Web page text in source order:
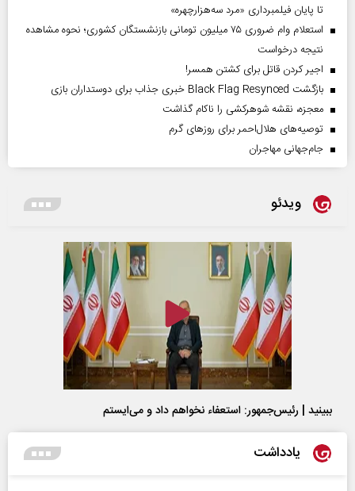
تا پایان فیلمبرداری «مرد سه‌هزارچهره»
استعلام وام ضروری ۷۵ میلیون تومانی بازنشستگان کشوری؛ نحوه مشاهده
نتیجه درخواست
اجیر کردن قاتل برای کشتن همسر!
بازگشت Black Flag Resynced خبری جذاب برای دوستداران بازی
معجزه، نقشه شوهرکشی را ناکام گذاشت
توصیه‌های هلال‌احمر برای روز‌های گرم
جام‌جهانی مهاجران
ویدئو
ببینید | رئیس‌جمهور: استعفاء نخواهم داد و می‌ایستم
یادداشت